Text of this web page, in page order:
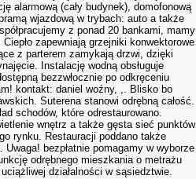
alarmową (cały budynek), domofonową
wjazdową w trybach: auto a także
z ponad 20 bankami, mamy
zapewniają grzejniki konwektorowe
z parterem zamykają drzwi, dzięki
Instalację wodną obsługuje
bezzwłocznie po odkręceniu
kontakt: daniel woźny, ,. Blisko bo
Suterena stanowi odrębną całość.
schodów, które odrestaurowano.
wnętrz a także gęsta sieć punktów
rynku. Restauracji poddano także
bezpłatnie pomagamy w wyborze
odrębnego mieszkania o metrażu
działalności w sąsiedztwie.